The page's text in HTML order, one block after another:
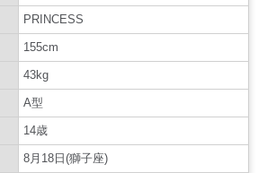
PRINCESS
155cm
43kg
A型
14歳
8月18日(獅子座)